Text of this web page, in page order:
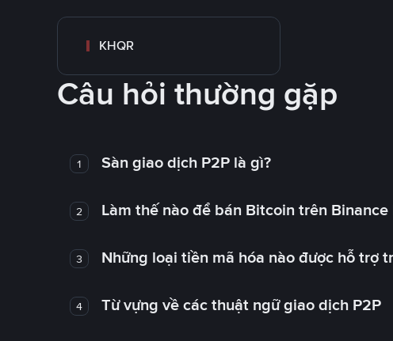
KHQR
Câu hỏi thường gặp
1 Sàn giao dịch P2P là gì?
2 Làm thế nào để bán Bitcoin trên Binance
3 Những loại tiền mã hóa nào được hỗ trợ
4 Từ vựng về các thuật ngữ giao dịch P2P